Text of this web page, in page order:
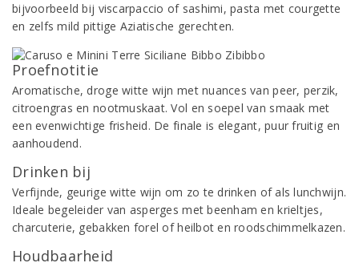
bijvoorbeeld bij viscarpaccio of sashimi, pasta met courgette
en zelfs mild pittige Aziatische gerechten.
Proefnotitie
Aromatische, droge witte wijn met nuances van peer, perzik,
citroengras en nootmuskaat. Vol en soepel van smaak met
een evenwichtige frisheid. De finale is elegant, puur fruitig en
aanhoudend.
Drinken bij
Verfijnde, geurige witte wijn om zo te drinken of als lunchwijn.
Ideale begeleider van asperges met beenham en krieltjes,
charcuterie, gebakken forel of heilbot en roodschimmelkazen.
Houdbaarheid